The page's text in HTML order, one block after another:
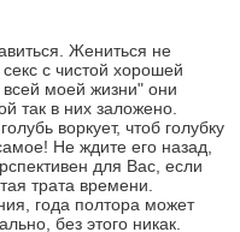
Жениться не
с чистой хорошей
моей жизни" они
так в них заложено.
воркует, чтоб голубку
Не ждите его назад,
для Вас, если
трата времени.
года полтора может
без этого никак.